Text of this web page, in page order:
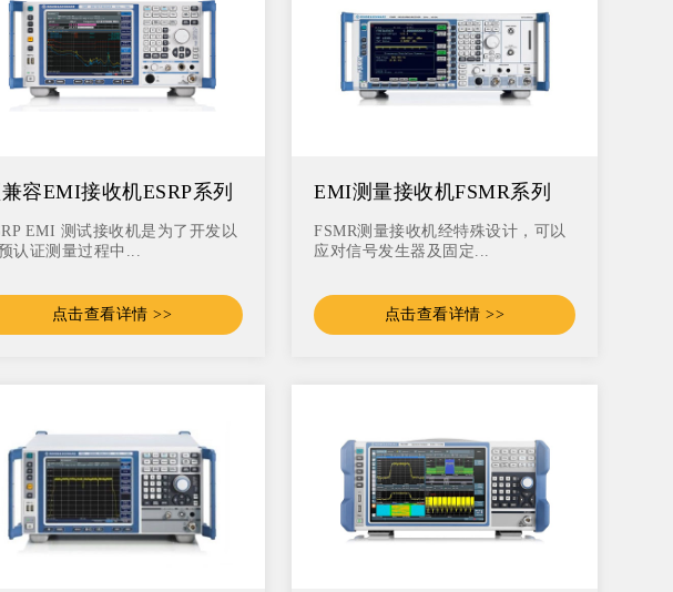
容EMI接收机ESRP系列
EMI 测试接收机是为了开发以
认证测量过程中...
点击查看详情 >>
EMI测量接收机FSMR系列
FSMR测量接收机经特殊设计，可以
应对信号发生器及固定...
点击查看详情 >>